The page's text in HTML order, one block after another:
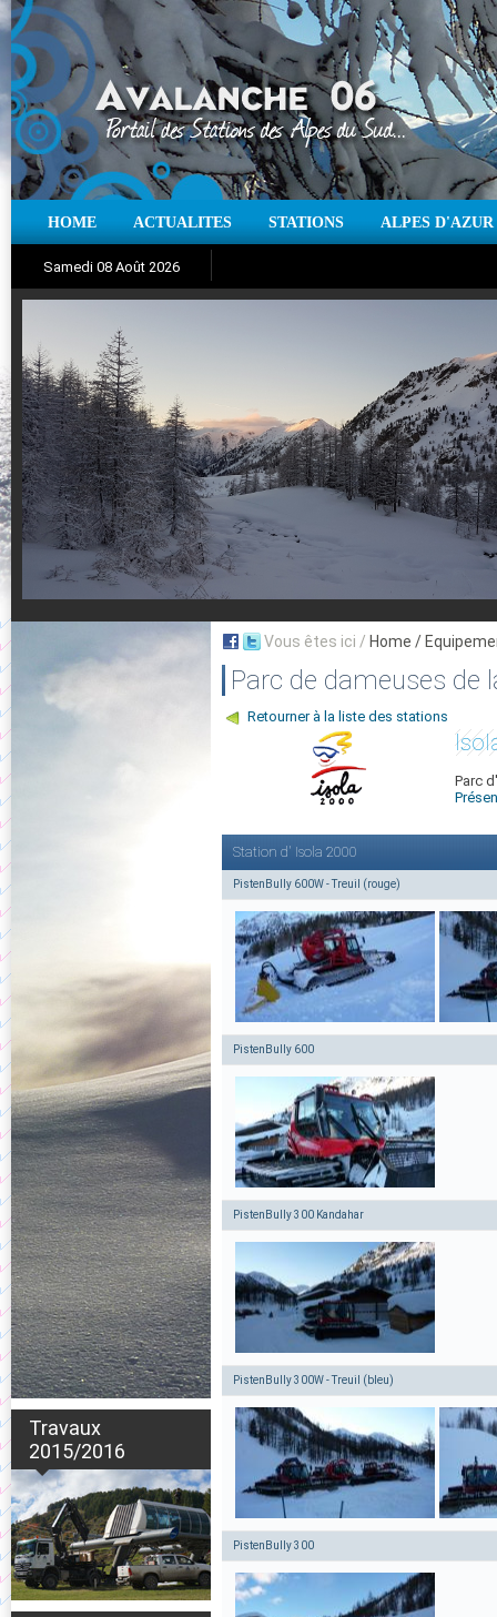
HOME ACTUALITES STATIONS ALPES D'AZUR
Samedi 08 Août 2026
Aujourd'hui : T° Min :°CT° Max :°C |
Suivez en direct l'actualité des stations
Travaux
2015/2016
Vous êtes ici / Home /
Parc de dameuses de
Retourner à la liste des stations
Parc
Station d' Isola 2000
PistenBully 600W - Treuil (rouge)
PistenBully 600
PistenBully 300 Kandahar
PistenBully 300W - Treuil (bleu)
PistenBully 300